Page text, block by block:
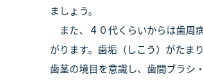
ましょう。
また、４０代くらいからは歯周
がります。歯垢（しこう）がたま
歯茎の境目を意識し、歯間ブラシ